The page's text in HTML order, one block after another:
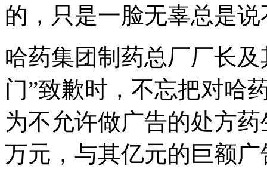
的，只是一脸无辜总是
哈药集团制药总厂厂长
门”致歉时，不忘把对哈
为不允许做广告的处方
万元，与其亿元的巨额